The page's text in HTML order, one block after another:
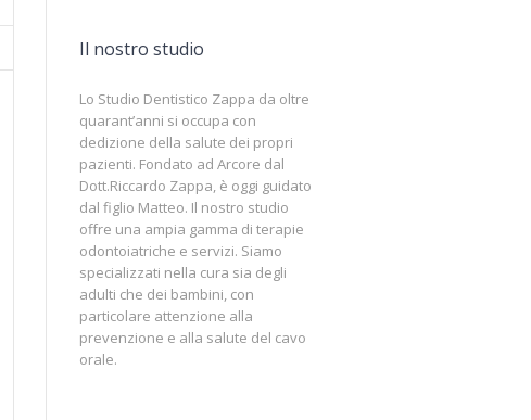
Il nostro studio
Lo Studio Dentistico Zappa da oltre
quarant’anni si occupa con
dedizione della salute dei propri
pazienti. Fondato ad Arcore dal
Dott.Riccardo Zappa, è oggi guidato
dal figlio Matteo. Il nostro studio
offre una ampia gamma di terapie
odontoiatriche e servizi. Siamo
specializzati nella cura sia degli
adulti che dei bambini, con
particolare attenzione alla
prevenzione e alla salute del cavo
orale.